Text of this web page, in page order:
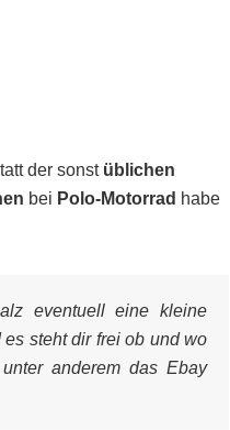
der sonst üblichen
bei Polo-Motorrad habe
eventuell eine kleine
steht dir frei ob und wo
anderem das Ebay